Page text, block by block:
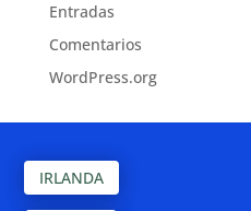
Entradas
Comentarios
WordPress.org
IRLANDA